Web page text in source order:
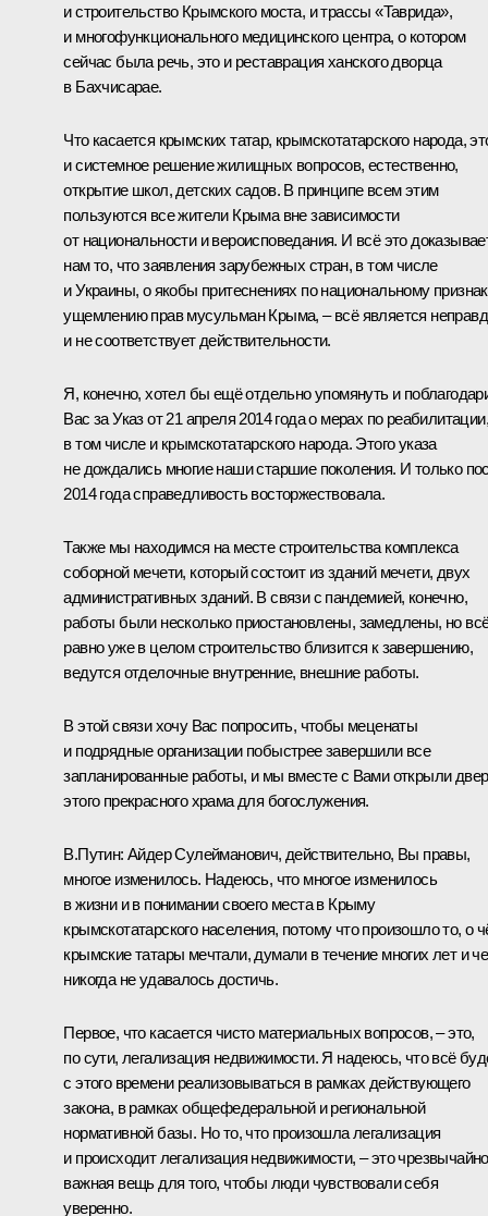
и строительство Крымского моста, и трассы «Таврида»,
и многофункционального медицинского центра, о котором
сейчас была речь, это и реставрация ханского дворца
в Бахчисарае.
Что касается крымских татар, крымскотатарского народа,
и системное решение жилищных вопросов, естественно,
открытие школ, детских садов. В принципе всем этим
пользуются все жители Крыма вне зависимости
от национальности и вероисповедания. И всё это
нам то, что заявления зарубежных стран, в том числе
и Украины, о якобы притеснениях по национальному
ущемлению прав мусульман Крыма, ‒ всё является
и не соответствует действительности.
Я, конечно, хотел бы ещё отдельно упомянуть и
Вас за Указ от 21 апреля 2014 года о мерах по реабилитации,
в том числе и крымскотатарского народа. Этого указа
не дождались многие наши старшие поколения. И только
2014 года справедливость восторжествовала.
Также мы находимся на месте строительства комплекса
соборной мечети, который состоит из зданий мечети, двух
административных зданий. В связи с пандемией, конечно,
работы были несколько приостановлены, замедлены, но
равно уже в целом строительство близится к завершению,
ведутся отделочные внутренние, внешние работы.
В этой связи хочу Вас попросить, чтобы меценаты
и подрядные организации побыстрее завершили все
запланированные работы, и мы вместе с Вами открыли
этого прекрасного храма для богослужения.
В.Путин: Айдер Сулейманович, действительно, Вы правы,
многое изменилось. Надеюсь, что многое изменилось
в жизни и в понимании своего места в Крыму
крымскотатарского населения, потому что произошло то, о
крымские татары мечтали, думали в течение многих лет и
никогда не удавалось достичь.
Первое, что касается чисто материальных вопросов, ‒ это,
по сути, легализация недвижимости. Я надеюсь, что всё
с этого времени реализовываться в рамках действующего
закона, в рамках общефедеральной и региональной
нормативной базы. Но то, что произошла легализация
и происходит легализация недвижимости, ‒ это чрезвычайно
важная вещь для того, чтобы люди чувствовали себя
уверенно.